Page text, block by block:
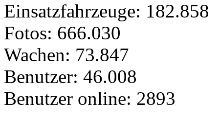
Einsatzfahrzeuge: 182.858
Fotos: 666.030
Wachen: 73.847
Benutzer: 46.008
Benutzer online: 2893